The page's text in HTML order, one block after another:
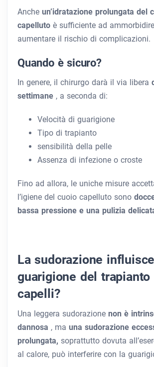
Anche un’idratazione prolungata del
capelluto è sufficiente ad
aumentare il rischio di complicazioni.
Quando è sicuro?
In genere, il chirurgo darà il via libera
settimane , a seconda di:
Velocità di guarigione
Tipo di trapianto
sensibilità della pelle
Assenza di infezione o croste
Fino ad allora, le uniche misure
l’igiene del cuoio capelluto sono
bassa pressione e una pulizia
La sudorazione
guarigione del trapianto
capelli?
Una leggera sudorazione non è
dannosa , ma una sudorazione
prolungata, soprattutto dovuta
al calore, può interferire con la